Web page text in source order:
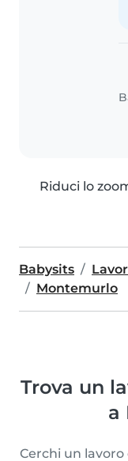
Riduci lo
Babysits
Montemurlo
Trova un
a
Cerchi un